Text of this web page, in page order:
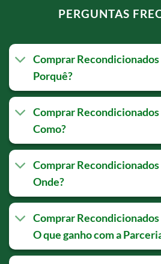
PERGUNTAS
Comprar
Porquê?
Comprar
Como?
Comprar
Onde?
Comprar
O que ganho com a